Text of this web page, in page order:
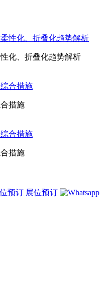
化、折叠化趋势解析
措施
措施
展位预订